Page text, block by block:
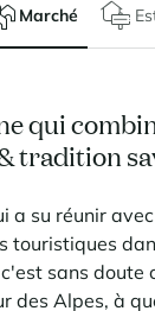
et douceur de
à chaque étape
avec nos
à une construction
Marché
qui
tradition
a su réunir
touristiques
sans doute
des Alpes, à